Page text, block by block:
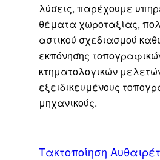
λύσεις, παρέχουμε
θέματα χωροταξίας,
αστικού σχεδιασμού
εκπόνησης
κτηματολογικών
εξειδικευμένους
μηχανικούς.
Τακτοποίηση